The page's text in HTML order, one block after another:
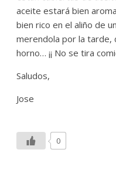
aceite estará bien
bien rico en el aliño de
merendola por la tarde,
horno… ¡¡ No se tira
Saludos,
Jose
0